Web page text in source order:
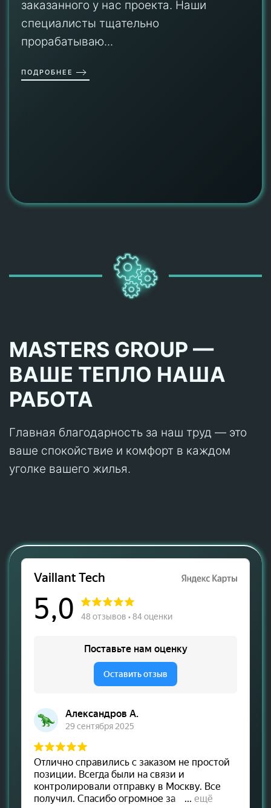
заказанного у нас проекта. Наши
специалисты тщательно
прорабатываю...
ПОДРОБНЕЕ
MASTERS GROUP —
ВАШЕ ТЕПЛО НАША
РАБОТА
Главная благодарность за наш труд — это
ваше спокойствие и комфорт в каждом
уголке вашего жилья.